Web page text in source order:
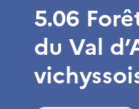
5.06
du Val